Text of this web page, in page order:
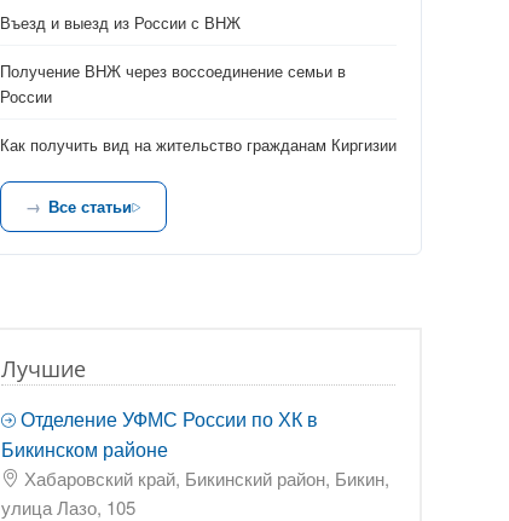
Въезд и выезд из России с ВНЖ
Получение ВНЖ через воссоединение семьи в
России
Как получить вид на жительство гражданам Киргизии
Все статьи
Лучшие
Отделение УФМС России по ХК в
Бикинском районе
Хабаровский край, Бикинский район, Бикин,
улица Лазо, 105